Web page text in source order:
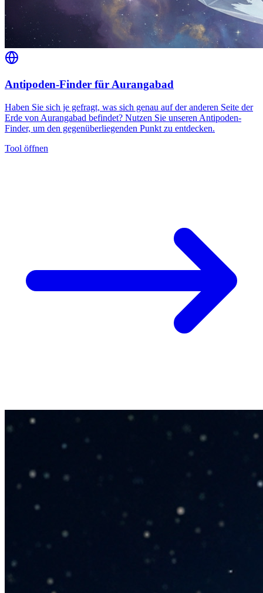
Antipoden-Finder für Aurangabad
Haben Sie sich je gefragt, was sich genau auf der anderen Seite der
Erde von Aurangabad befindet? Nutzen Sie unseren Antipoden-
Finder, um den gegenüberliegenden Punkt zu entdecken.
Tool öffnen